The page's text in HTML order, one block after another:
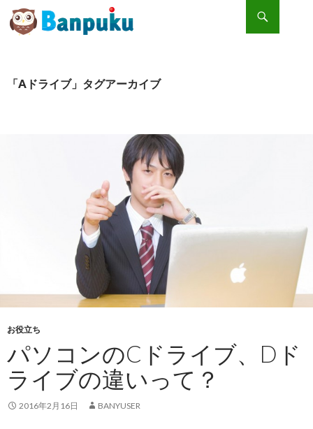
検索
コンテンツへスキップ
「Aドライブ」タグアーカイブ
お役立ち
パソコンのCドライブ、Dド
ライブの違いって？
2016年2月16日 BANYUSER